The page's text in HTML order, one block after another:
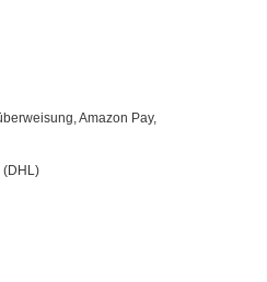
Amazon Pay,
(DHL)